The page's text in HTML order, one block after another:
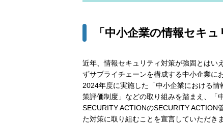
「中小企業の情報セキ
近年、情報セキュリティ対策が強固とはい
ずサプライチェーンを構成する中小企業に
2024年度に実施した「中小企業における
策評価制度」などの取り組みを踏まえ、「
SECURITY ACTIONのSECURITY
た対策に取り組むことを宣言していただきま